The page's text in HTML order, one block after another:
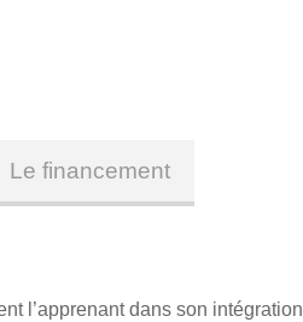
Le financement
l’apprenant dans son intégration